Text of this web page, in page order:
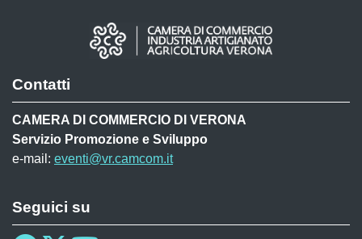
Contatti
CAMERA DI COMMERCIO DI VERONA
Servizio Promozione e Sviluppo
e-mail: eventi@vr.camcom.it
Seguici su